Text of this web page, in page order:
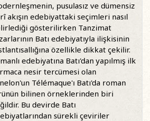
pusulasız ve dümensiz
akışın edebiyattaki seçimleri nasıl
gösterilirken Tanzimat
Batı edebiyatıyla ilişkisinin
özellikle dikkat çekilir.
edebiyatına Batı'dan yapılmış ilk
nesir tercümesi olan
Télémaque'ı Batı'da roman
bilinen örneklerinden biri
Bu devirde Batı
sürekli çeviriler